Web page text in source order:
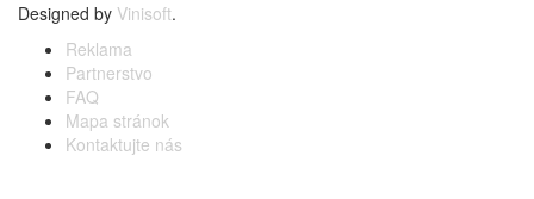
Designed by Vinisoft.
Reklama
Partnerstvo
FAQ
Mapa stránok
Kontaktujte nás